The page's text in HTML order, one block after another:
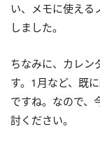
い、メモに使える
しました。
ちなみに、カレン
す。1月など、既
ですね。なので、
討ください。